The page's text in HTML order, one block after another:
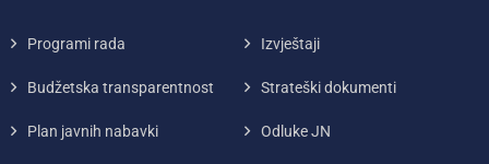
Programi rada Izvještaji
Budžetska transparentnost Strateški dokumenti
Plan javnih nabavki Odluke JN